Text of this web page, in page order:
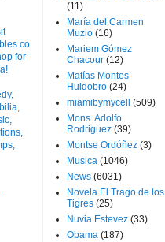
(11)
María del Carmen
Muzio (16)
Mariem Gómez
Chacour (12)
Matías Montes
Huidobro (24)
miamibymycell
(509)
Mons. Adolfo
Rodriguez (39)
Montse Ordóñez (3)
Musica (1046)
News (6031)
Novela El Trago de los
Tigres (25)
Nuvia Estevez (33)
Obama (187)